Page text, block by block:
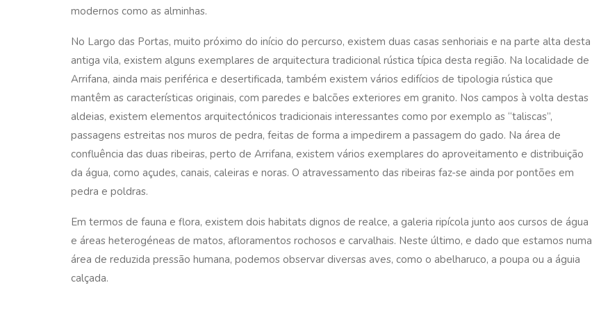
modernos como as alminhas.
No Largo das Portas, muito próximo do início do percurso, existem duas casas senhoriais e na parte alta desta
antiga vila, existem alguns exemplares de arquitectura tradicional rústica típica desta região. Na localidade de
Arrifana, ainda mais periférica e desertificada, também existem vários edifícios de tipologia rústica que
mantêm as características originais, com paredes e balcões exteriores em granito. Nos campos à volta destas
aldeias, existem elementos arquitectónicos tradicionais interessantes como por exemplo as “taliscas”,
passagens estreitas nos muros de pedra, feitas de forma a impedirem a passagem do gado. Na área de
confluência das duas ribeiras, perto de Arrifana, existem vários exemplares do aproveitamento e distribuição
da água, como açudes, canais, caleiras e noras. O atravessamento das ribeiras faz-se ainda por pontões em
pedra e poldras.
Em termos de fauna e flora, existem dois habitats dignos de realce, a galeria ripícola junto aos cursos de água
e áreas heterogéneas de matos, afloramentos rochosos e carvalhais. Neste último, e dado que estamos numa
área de reduzida pressão humana, podemos observar diversas aves, como o abelharuco, a poupa ou a águia
calçada.